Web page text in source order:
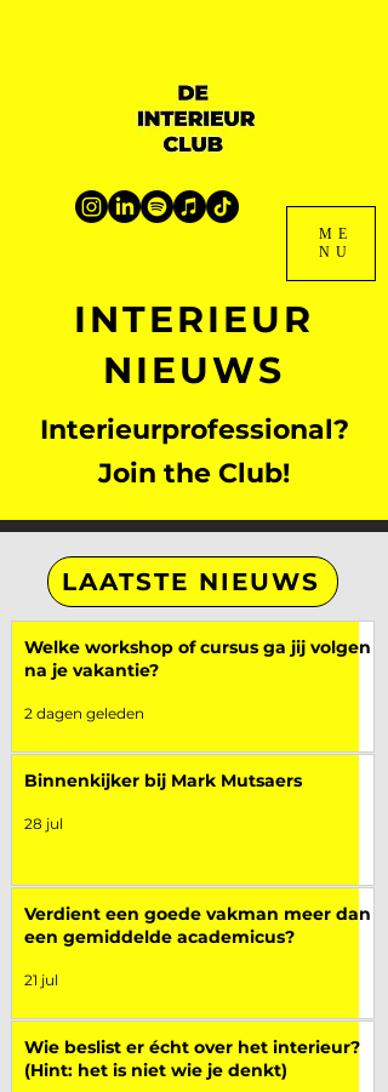
ME
NU
INTERIEUR
NIEUWS
Interieurprofessional?
Join the Club!
LAATSTE NIEUWS
Welke workshop of cursus ga jij volgen
na je vakantie?
2 dagen geleden
Binnenkijker bij Mark Mutsaers
28 jul
Verdient een goede vakman meer dan
een gemiddelde academicus?
21 jul
Wie beslist er écht over het interieur?
(Hint: het is niet wie je denkt)